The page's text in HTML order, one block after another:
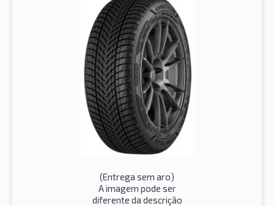
(Entrega sem aro)
A imagem pode ser
diferente da descrição